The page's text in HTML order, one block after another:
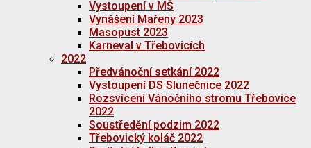
Vystoupení v MŠ
Vynášení Mařeny 2023
Masopust 2023
Karneval v Třebovicích
2022
Předvánoční setkání 2022
Vystoupení DS Slunečnice 2022
Rozsvícení Vánočního stromu Třebovice
2022
Soustředění podzim 2022
Třebovický koláč 2022